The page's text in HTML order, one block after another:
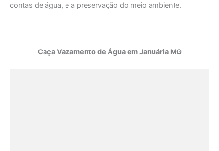
contas de água, e a preservação do meio ambiente.
Caça Vazamento de Água em Januária MG